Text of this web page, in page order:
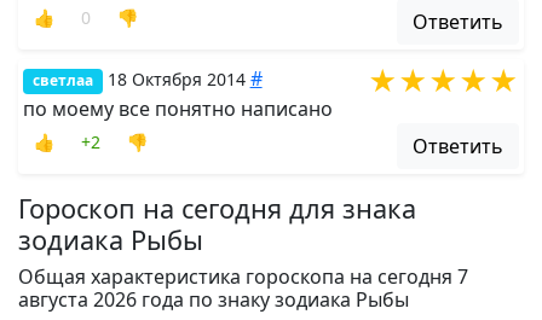
👍 0 👎 Ответить
светлаа 18 Октября 2014 # ★★★★★
пo моему все понятно написано
👍 +2 👎 Ответить
Гороскоп на сегодня для знака
зодиака Рыбы
Общая характеристика гороскопа на сегодня 7
августа 2026 года по знаку зодиака Рыбы